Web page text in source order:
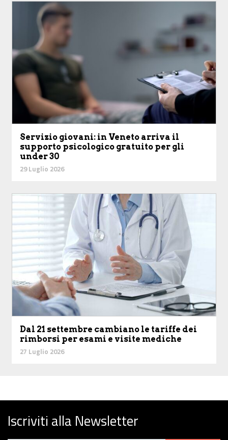
Servizio giovani: in Veneto arriva il
supporto psicologico gratuito per gli
under 30
29 Luglio 2026
Dal 21 settembre cambiano le tariffe dei
rimborsi per esami e visite mediche
27 Luglio 2026
Iscriviti alla Newsletter